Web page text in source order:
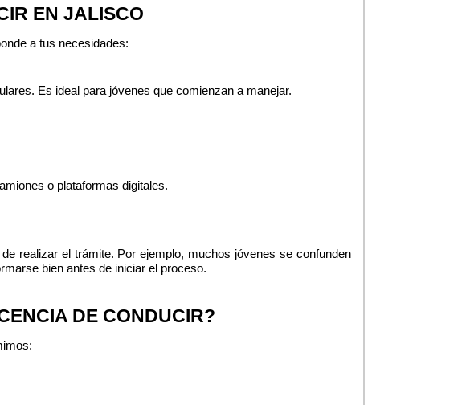
EN JALISCO
a tus necesidades:
Es ideal para jóvenes que comienzan a manejar.
o plataformas digitales.
realizar el trámite. Por ejemplo, muchos jóvenes se confunden
bien antes de iniciar el proceso.
DE CONDUCIR?